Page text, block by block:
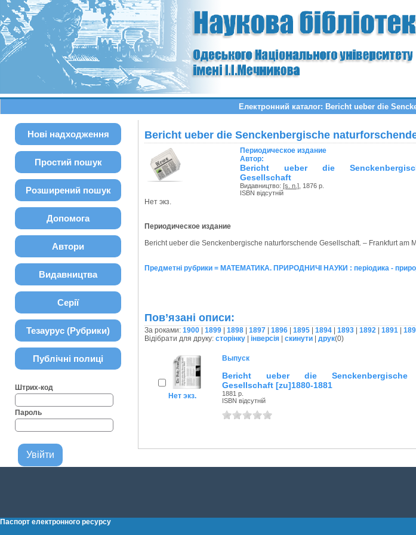
Електронний каталог: Bericht ueber die
Нові надходження
Простий пошук
Розширений пошук
Допомога
Автори
Видавництва
Серії
Тезаурус (Рубрики)
Публічні полиці
Штрих-код
Пароль
Bericht ueber die Senckenbergische
Нет экз.
Периодическое издание
Автор:
Bericht ueber die
Gesellschaft
Видавництво: [s. n.], 1876 р.
ISBN відсутній
Периодическое издание
Bericht ueber die Senckenbergische naturforschende Gesellschaft. – Frankfurt am
Предметні рубрики = МАТЕМАТИКА. ПРИРОДНИЧІ НАУКИ : періодика -
Пов’язані описи:
За роками: 1900| 1899| 1898| 1897| 1896| 1895| 1894| 1893| 1892| 1891|
Відібрати для друку: сторінку| інверсія| скинути| друк(0)
Нет экз.
Выпуск
Bericht ueber die Senckenbergische
Gesellschaft [zu]1880-1881
1881 р.
ISBN відсутній
Паспорт електронного ресурсу